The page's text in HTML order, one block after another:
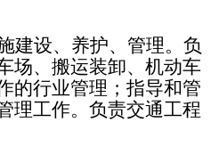
建设、养护、管理。负
场、搬运装卸、机动车
的行业管理；指导和管
理工作。负责交通工程